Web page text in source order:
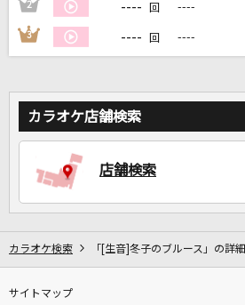
2 ---- 回 ----
3 ---- 回 ----
カラオケ店舗検索
店舗検索
カラオケ検索 「[生音]冬子のブルース」の詳細
サイトマップ